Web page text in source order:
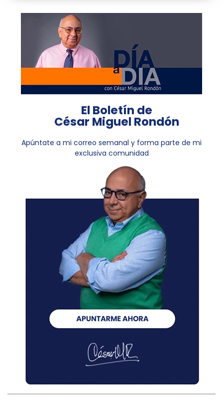
El Boletín de
César Miguel Rondón
Apúntate a mi correo semanal y forma parte de mi
exclusiva comunidad